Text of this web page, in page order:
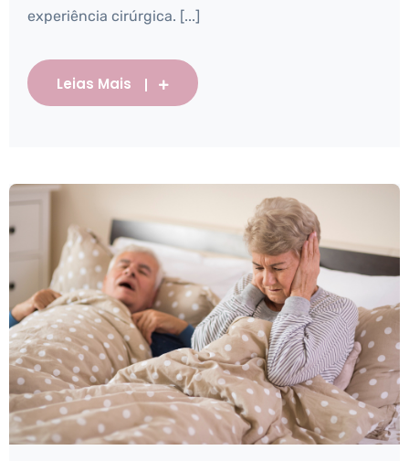
experiência cirúrgica. [...]
Leias Mais